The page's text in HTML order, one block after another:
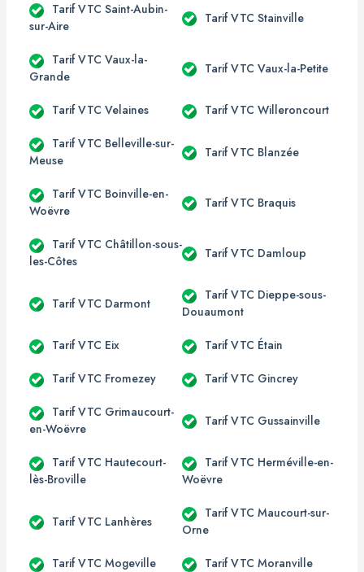
Tarif VTC Saint-Aubin-
sur-Aire
Tarif VTC Stainville
Tarif VTC Vaux-la-
Grande
Tarif VTC Vaux-la-Petite
Tarif VTC Velaines Tarif VTC Willeroncourt
Tarif VTC Belleville-sur-
Meuse
Tarif VTC Blanzée
Tarif VTC Boinville-en-
Woëvre
Tarif VTC Braquis
Tarif VTC Châtillon-sous-
les-Côtes
Tarif VTC Damloup
Tarif VTC Darmont
Tarif VTC Dieppe-sous-
Douaumont
Tarif VTC Eix Tarif VTC Étain
Tarif VTC Fromezey Tarif VTC Gincrey
Tarif VTC Grimaucourt-
en-Woëvre
Tarif VTC Gussainville
Tarif VTC Hautecourt-
lès-Broville
Tarif VTC Herméville-en-
Woëvre
Tarif VTC Lanhères
Tarif VTC Maucourt-sur-
Orne
Tarif VTC Mogeville Tarif VTC Moranville